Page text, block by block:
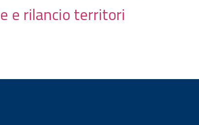
e rilancio territori